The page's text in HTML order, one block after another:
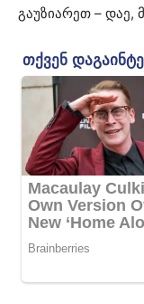
გაუზიარეთ – დაე,